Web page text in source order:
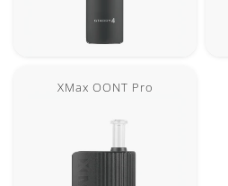
XMax OONT Pro